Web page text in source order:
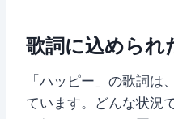
歌詞に込められ
「ハッピー」の歌詞は
ています。どんな状況